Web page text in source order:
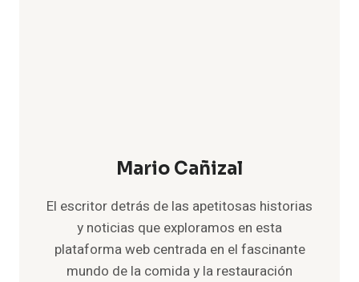
Mario Cañizal
El escritor detrás de las apetitosas historias
y noticias que exploramos en esta
plataforma web centrada en el fascinante
mundo de la comida y la restauración